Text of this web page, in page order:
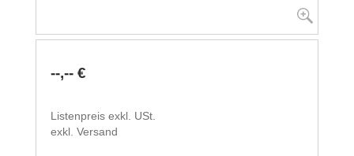
--,-- €
Listenpreis exkl. USt.
exkl. Versand